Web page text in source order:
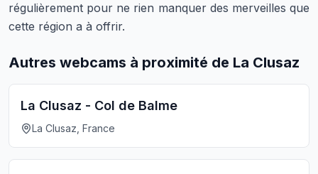
régulièrement pour ne rien manquer des merveilles que
cette région a à offrir.
Autres webcams à proximité de La Clusaz
La Clusaz - Col de Balme
La Clusaz, France